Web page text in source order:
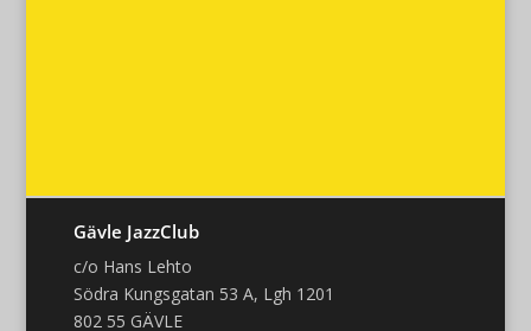
Gävle JazzClub
c/o Hans Lehto
Södra Kungsgatan 53 A, Lgh 1201
802 55 GÄVLE